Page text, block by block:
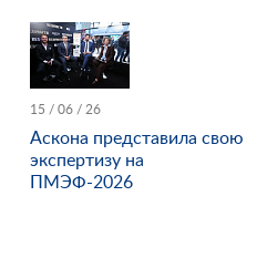
15 / 06 / 26
Аскона представила свою
экспертизу на
ПМЭФ-2026